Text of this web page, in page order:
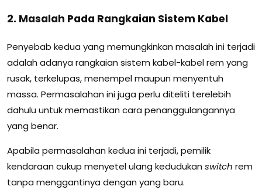
2. Masalah Pada Rangkaian Sistem Kabel
Penyebab kedua yang memungkinkan masalah ini terjadi
adalah adanya rangkaian sistem kabel-kabel rem yang
rusak, terkelupas, menempel maupun menyentuh
massa. Permasalahan ini juga perlu diteliti terelebih
dahulu untuk memastikan cara penanggulangannya
yang benar.
Apabila permasalahan kedua ini terjadi, pemilik
kendaraan cukup menyetel ulang kedudukan switch rem
tanpa menggantinya dengan yang baru.